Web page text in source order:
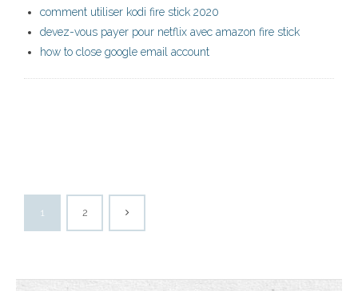
comment utiliser kodi fire stick 2020
devez-vous payer pour netflix avec amazon fire stick
how to close google email account
1 2